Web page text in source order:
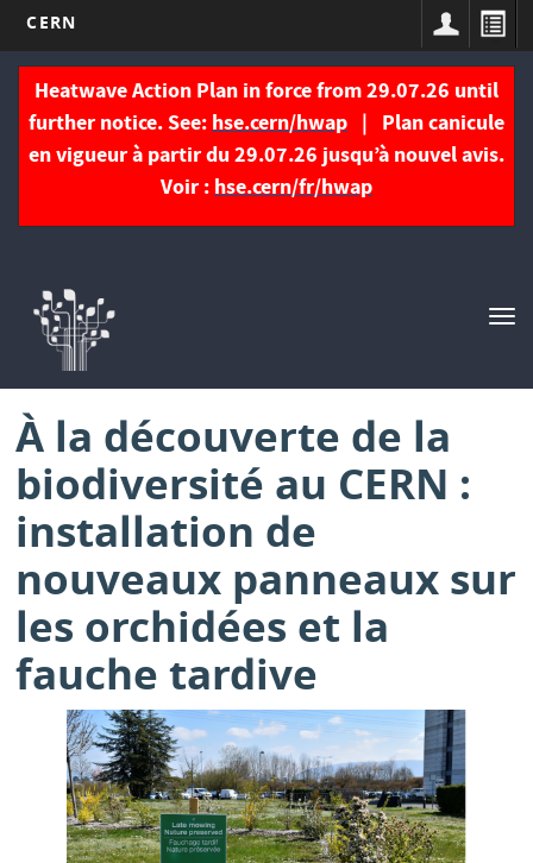
Aller
contenu
principal
CERN
Heatwave Action Plan in force from 29.07.26 until
further notice. See: hse.cern/hwap | Plan canicule
en vigueur à partir du 29.07.26 jusqu’à nouvel avis.
Voir : hse.cern/fr/hwap
principale
À la découverte de la
biodiversité au CERN :
installation de
nouveaux panneaux sur
les orchidées et la
fauche tardive